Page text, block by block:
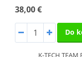
38,00 €
Do
K-TECH TEAM